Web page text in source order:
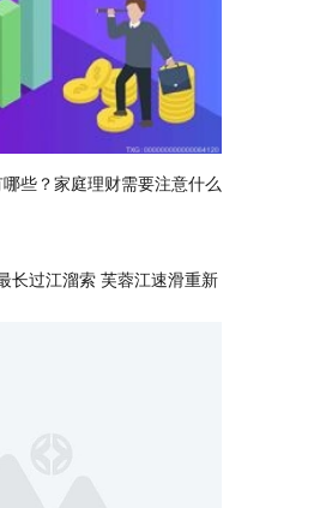
些？家庭理财需要注意什么
长过江溜索 芙蓉江速滑重新